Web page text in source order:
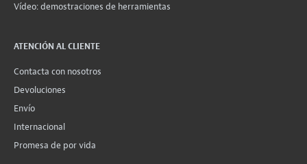
Vídeo: demostraciones de herramientas
ATENCIÓN AL CLIENTE
Contacta con nosotros
Devoluciones
Envío
Internacional
Promesa de por vida